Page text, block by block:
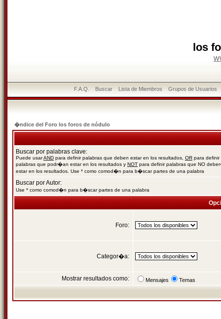
los
F.A.Q. Buscar Lista de Miembros Grupos de Usuarios
�ndice del Foro los foros de nódulo
Buscar por palabras clave:
Puede usarAND para definir palabras que deben estar en los resultados, OR para definir
palabras que podr�an estar en los resultados y NOT para definir palabras que NO
estar en los resultados. Use * como comod�n para b�scar partes de una palabra
Buscar por Autor:
Use * como comod�n para b�scar partes de una palabra
Foro:
Categor�a:
Mostrar resultados como: Mensajes Temas